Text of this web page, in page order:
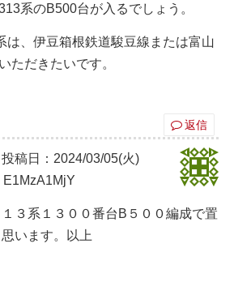
系のB500台が入るでしょう。
は、伊豆箱根鉄道駿豆線または富山
ただきたいです。
返信
投稿日：2024/03/05(火)
E1MzA1MjY
３系１３００番台B５００編成で置
います。以上